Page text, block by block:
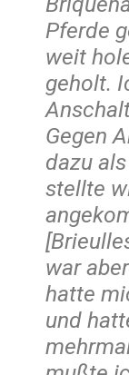
Pferde
weit
geholt.
Gegen
dazu
stellte
war
hatte
und